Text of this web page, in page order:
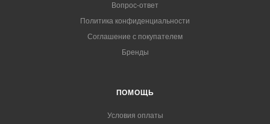
Вопрос-ответ
Политика конфиденциальности
Соглашение с покупателем
Бренды
ПОМОЩЬ
Условия оплаты